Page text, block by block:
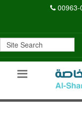
00963-